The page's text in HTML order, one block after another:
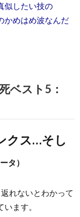
似したい技の
かめはめ波なんだ
ベスト5：
クス…そし
タ）
れないとわかって
ます。